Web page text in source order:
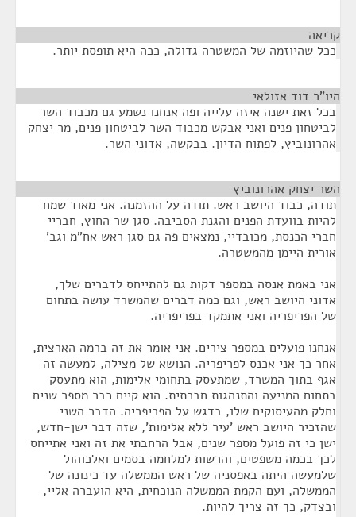
קריאה
ככל שהיוזמה של המשטרה גדולה, ככה היא תופסת יותר.
היו"ר דוד אזולאי
בכל זאת ישנה איזה עלייה ופה אנחנו נשמע גם מכבוד השר
לביטחון פנים ואני אבקש מכבוד השר לביטחון פנים, מר יצחק
אהרונוביץ, לפתוח הדיון. בבקשה, אדוני השר.
השר יצחק אהרונוביץ
תודה, כבוד היושב ראש. תודה על ההזמנה. אני מאוד שמח
להיות בוועדת הפנים והגנת הסביבה. סגן שר החוץ, חבריי
חברי הכנסת, מכובדיי, נמצאים פה גם סגן ראש אח"מ וגב'
אורית היימן מהמשטרה.
אני באמת אנסה במספר דקות גם להתייחס לדברים שלך,
אדוני היושב ראש, וגם כמה דברים שהמשרד עושה בתחום
של הפריפריה ואני אתמקד בפריפריה.
אנחנו פועלים במספר צירים. אני אומר את זה ברמה הארצית,
אחר כך אני אכנס לפריפריה. הנושא של מצילה, למעשה זה
אגף בתוך המשרד, שמתעסק בתחומי אלימות, הוא מתעסק
בתחום המניעה והתנהגות חברתית. הוא קיים כבר מספר שנים
וחלק מהעיסוקים שלו, בדגש על הפריפריה. הדבר השני
שהזכיר היושב ראש 'עיר ללא אלימות', שזה דבר ישן-חדש,
ישן כי זה פועל מספר שנים, אבל הרחבתי את זה ואני אתייחס
לכך בכמה משפטים, והרשות למלחמה בסמים ואלכוהול
שלמעשה היתה באפסניה של ראש הממשלה עד כינונה של
הממשלה, ועם הקמת הממשלה הנוכחית, היא הועברה אליי,
ובצדק, כך זה צריך להיות.